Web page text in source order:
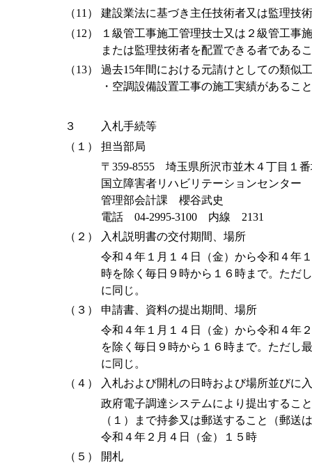
（11）
建設業法に基づき主任技術者又は監理技
（12）
１級管工事施工管理技士又は２級管工事
または監理技術者を配置できる者である
（13）
過去15年間における元請けとしての類似
・空調設備設置工事の施工実績があるこ
３
入札手続等
（１）
担当部局
〒359-8555 埼玉県所沢市並木４丁目１
国立障害者リハビリテーションセンター
管理部会計課 櫻谷武史
電話 04-2995-3100 内線 2131
（２）
入札説明書の交付期間、場所
令和４年１月１４日（金）から令和４年
時を除く毎日９時から１６時まで。ただ
に同じ。
（３）
申請書、資料の提出期間、場所
令和４年１月１４日（金）から令和４年
を除く毎日９時から１６時まで。ただし
に同じ。
（４）
入札および開札の日時および場所並びに
政府電子調達システムにより提出するこ
（１）まで持参又は郵送すること（郵送
令和４年２月４日（金）１５時
（５）
開札